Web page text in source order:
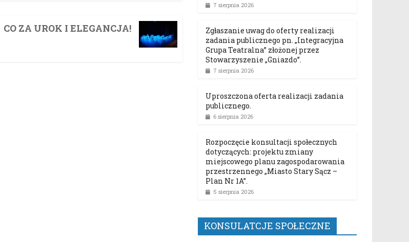
CO ZA UROK I ELEGANCJA!
7 sierpnia 2026
Zgłaszanie uwag do oferty realizacji
zadania publicznego pn. „Integracyjna
Grupa Teatralna” złożonej przez
Stowarzyszenie „Gniazdo”.
7 sierpnia 2026
Uproszczona oferta realizacji zadania
publicznego.
6 sierpnia 2026
Rozpoczęcie konsultacji społecznych
dotyczących: projektu zmiany
miejscowego planu zagospodarowania
przestrzennego „Miasto Stary Sącz –
Plan Nr 1A”.
5 sierpnia 2026
KONSULATCJE SPOŁECZNE